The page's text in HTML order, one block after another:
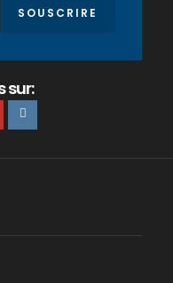
SOUSCRIRE
sur: